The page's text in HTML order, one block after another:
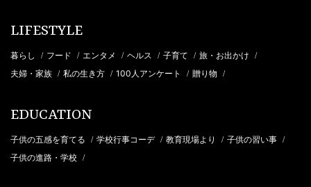
LIFESTYLE
暮らし / フード / エンタメ / ヘルス / 子育て / 旅・お出かけ /
夫婦・家族 / 私の生き方 / 100人アンケート / 贈り物 /
EDUCATION
子供の五感を育てる / 学校行事コーデ / 教育現場より / 子供の習い事 /
子供の進路・学校 /